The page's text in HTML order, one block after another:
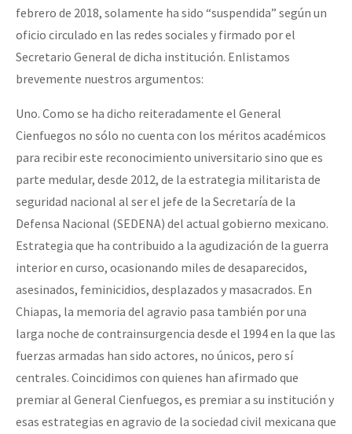
febrero de 2018, solamente ha sido “suspendida” según un
oficio circulado en las redes sociales y firmado por el
Secretario General de dicha institución. Enlistamos
brevemente nuestros argumentos:
Uno. Como se ha dicho reiteradamente el General
Cienfuegos no sólo no cuenta con los méritos académicos
para recibir este reconocimiento universitario sino que es
parte medular, desde 2012, de la estrategia militarista de
seguridad nacional al ser el jefe de la Secretaría de la
Defensa Nacional (SEDENA) del actual gobierno mexicano.
Estrategia que ha contribuido a la agudización de la guerra
interior en curso, ocasionando miles de desaparecidos,
asesinados, feminicidios, desplazados y masacrados. En
Chiapas, la memoria del agravio pasa también por una
larga noche de contrainsurgencia desde el 1994 en la que las
fuerzas armadas han sido actores, no únicos, pero sí
centrales. Coincidimos con quienes han afirmado que
premiar al General Cienfuegos, es premiar a su institución y
esas estrategias en agravio de la sociedad civil mexicana que